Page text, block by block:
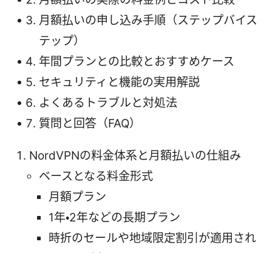
月額払いの申し込み手順（ステップバイス
テップ）
年間プランとの比較とおすすめケース
セキュリティと機能の実用解説
よくあるトラブルと対処法
質問と回答（FAQ）
NordVPNの料金体系と月額払いの仕組み
ベースとなる料金形式
月額プラン
1年・2年などの長期プラン
時折のセールや地域限定割引が適用され